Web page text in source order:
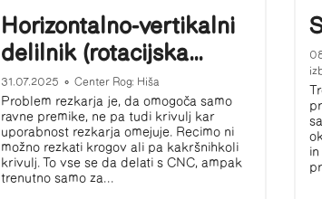
Horizontalno-vertikalni
delilnik (rotacijska...
31.07.2025 • Center Rog: Hiša
Problem rezkarja je, da omogoča samo
ravne premike, ne pa tudi krivulj kar
uporabnost rezkarja omejuje. Recimo ni
možno rezkati krogov ali pa kakršnihkoli
krivulj. To vse se da delati s CNC, ampak
trenutno samo za...